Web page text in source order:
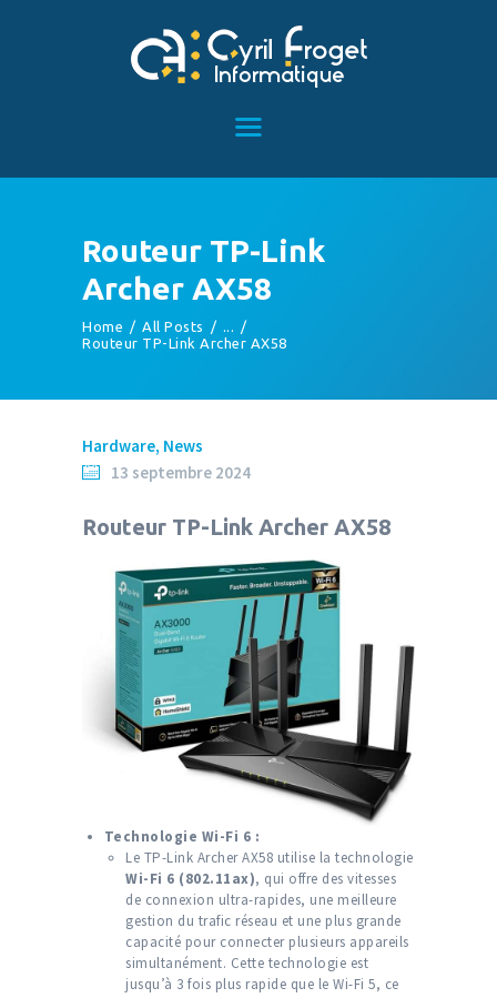
Routeur TP-Link
Archer AX58
Home All Posts
...
Routeur TP-Link Archer AX58
TÉMOIGNAGES
CONTACT
Hardware, News
13 septembre 2024
Routeur TP-Link Archer AX58
Technologie Wi-Fi 6 :
Le TP-Link Archer AX58 utilise la technologie
Wi-Fi 6 (802.11ax), qui offre des vitesses
de connexion ultra-rapides, une meilleure
gestion du trafic réseau et une plus grande
capacité pour connecter plusieurs appareils
simultanément. Cette technologie est
jusqu’à 3 fois plus rapide que le Wi-Fi 5, ce